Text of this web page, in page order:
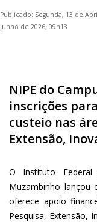
Publicado: Segunda, 13 de
Junho de 2026, 09h13
NIPE do
inscrições
custeio nas
Extensão,
O Instituto
Muzambinho lançou
oferece apoio
Pesquisa, Extensão,